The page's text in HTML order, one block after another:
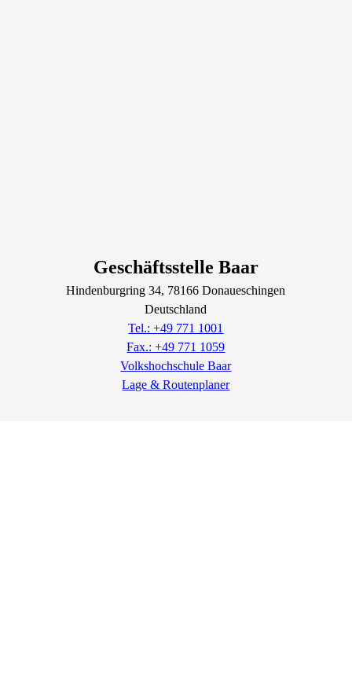
Geschäftsstelle Baar
Hindenburgring 34, 78166Donaueschingen
Deutschland
Tel.: +49 771 1001
Fax.: +49 771 1059
Volkshochschule Baar
Lage & Routenplaner